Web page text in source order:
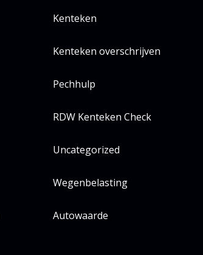
Kenteken
Kenteken overschrijven
Pechhulp
RDW Kenteken Check
Uncategorized
Wegenbelasting
Autowaarde